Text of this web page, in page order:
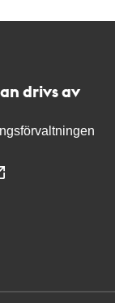
drivs av